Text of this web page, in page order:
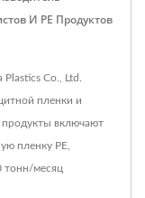
И PE Продуктов
Co., Ltd.
пленки и
включают
пленку PE,
тонн/месяц